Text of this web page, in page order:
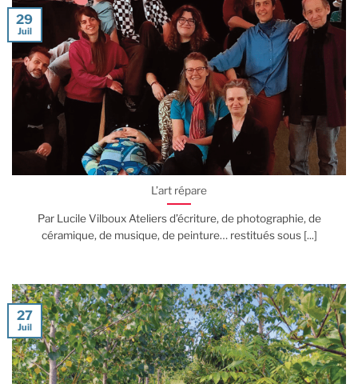
L’art répare
Par Lucile Vilboux Ateliers d’écriture, de photographie, de
céramique, de musique, de peinture… restitués sous [...]
29
Juil
27
Juil